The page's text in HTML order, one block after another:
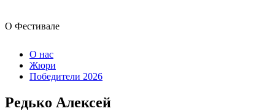
О Фестивале
О нас
Жюри
Победители 2026
Редько Алексей